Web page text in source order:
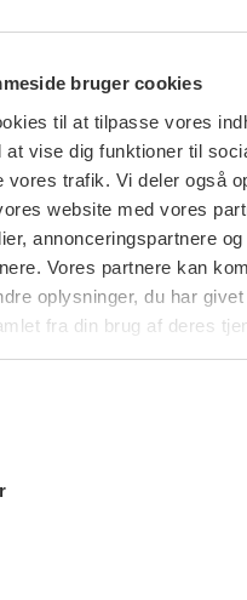
bruger cookies
til at tilpasse vores
at vise dig funktioner til
vores trafik. Vi deler også
website med vores
annonceringspartnere og
Vores partnere kan
oplysninger, du har
fra din brug af deres
vil. Formlen er ret simpel:
i
i kommunerne
behovet med 300.000
have penge,
praksis for at hjælpe
råd er hermed givet